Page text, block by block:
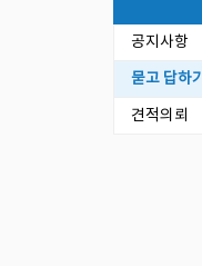
공지사항
묻고 답하기
견적의뢰